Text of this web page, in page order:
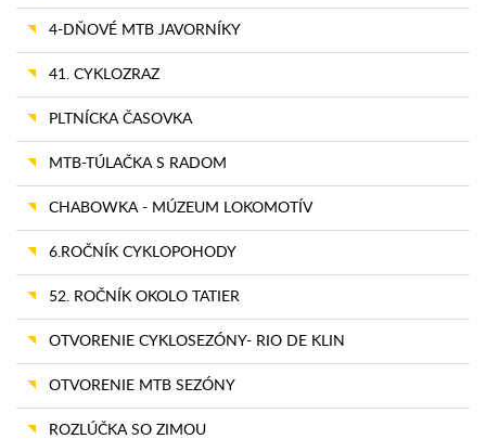
4-DŇOVÉ MTB JAVORNÍKY
41. CYKLOZRAZ
PLTNÍCKA ČASOVKA
MTB-TÚLAČKA S RADOM
CHABOWKA - MÚZEUM LOKOMOTÍV
6.ROČNÍK CYKLOPOHODY
52. ROČNÍK OKOLO TATIER
OTVORENIE CYKLOSEZÓNY- RIO DE KLIN
OTVORENIE MTB SEZÓNY
ROZLÚČKA SO ZIMOU